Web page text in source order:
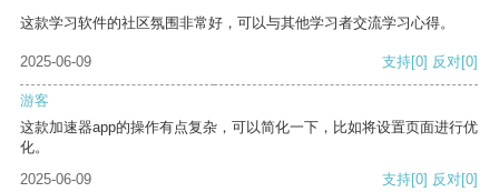
这款学习软件的社区氛围非常好，可以与其他学习者交流学习心得。
2025-06-09 支持[0] 反对[0]
游客
这款加速器app的操作有点复杂，可以简化一下，比如将设置页面进行优
化。
2025-06-09
支持[0] 反对[0]